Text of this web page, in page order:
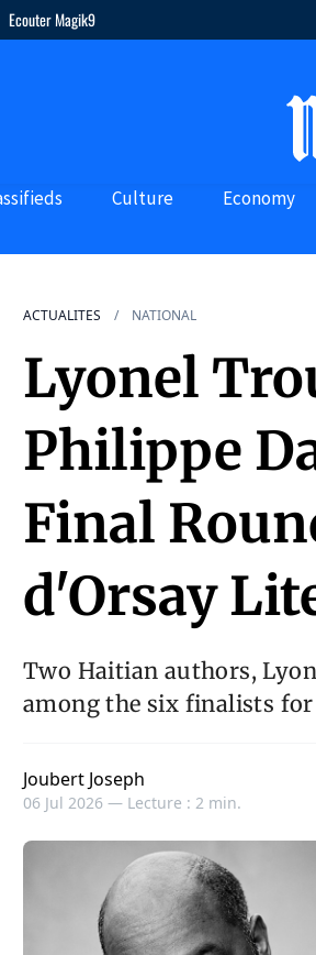
Ecouter Magik9
Culture Economy
ACTUALITES NATIONAL
Lyonel
Philippe
Final
d'Orsay
Two Haitian authors,
among the six finalists for
Joubert Joseph
06 Jul 2026 — Lecture : 2 min.